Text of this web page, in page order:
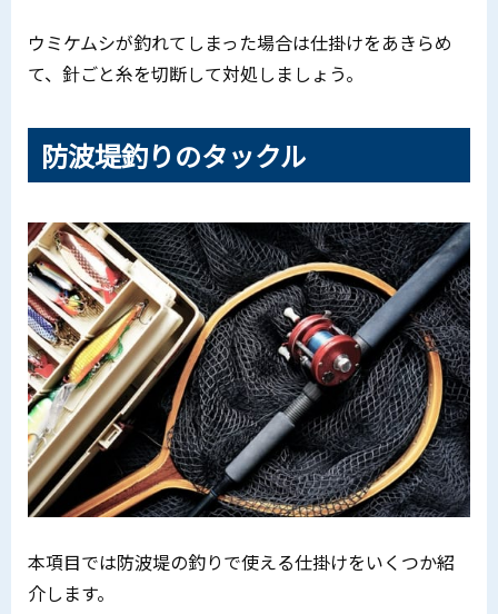
ウミケムシが釣れてしまった場合は仕掛けをあきらめ
て、針ごと糸を切断して対処しましょう。
防波堤釣りのタックル
本項目では防波堤の釣りで使える仕掛けをいくつか紹
介します。